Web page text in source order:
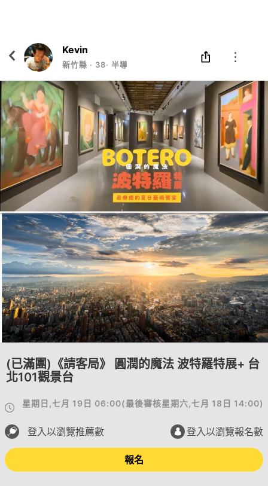
Kevin
新竹縣 ‧ 38‧ 半導體
(已滿團)《請客局》 圓潤的魔法 波特羅特展+ 台
北101觀景台
星期日,七月 19日 06:00(最後審核星期六,七月 18日 14:00)
登入以瀏覽推薦數 登入以瀏覽報名數
報名